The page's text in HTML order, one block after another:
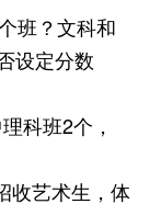
班？文科和
设定分数
科班2个，
收艺术生，体